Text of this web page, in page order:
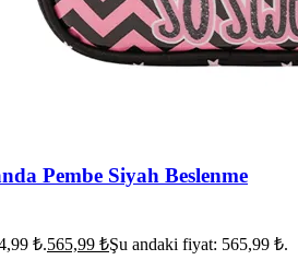
Pembe Siyah Beslenme
₺.565,99 ₺Şu andaki fiyat: 565,99 ₺.